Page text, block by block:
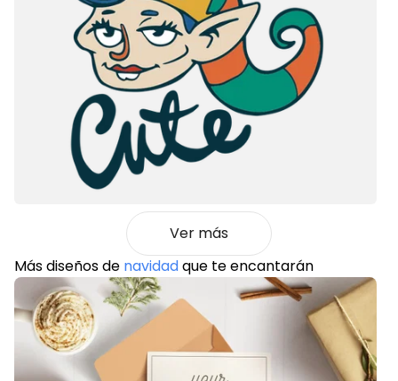
Ver más
Más diseños de navidadque te encantarán